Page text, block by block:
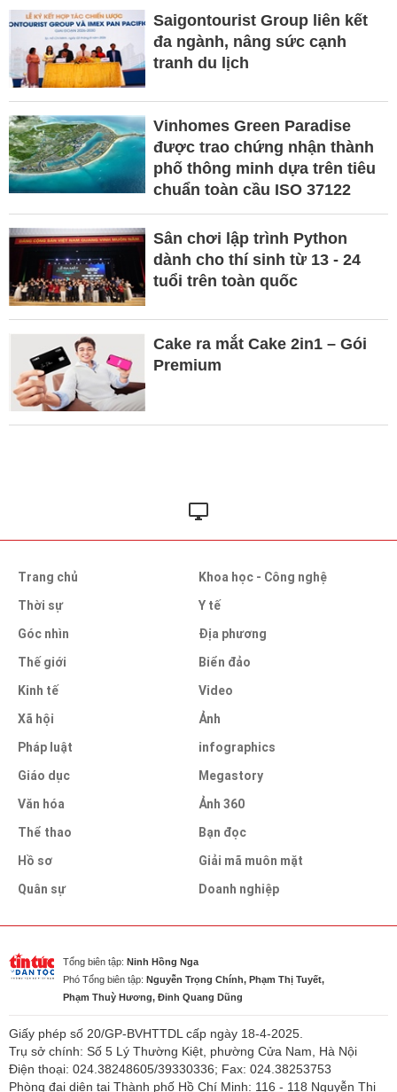
Saigontourist Group liên kết
đa ngành, nâng sức cạnh
tranh du lịch
Vinhomes Green Paradise
được trao chứng nhận thành
phố thông minh dựa trên tiêu
chuẩn toàn cầu ISO 37122
Sân chơi lập trình Python
dành cho thí sinh từ 13 - 24
tuổi trên toàn quốc
Cake ra mắt Cake 2in1 – Gói
Premium
Trang chủ
Thời sự
Góc nhìn
Thế giới
Kinh tế
Xã hội
Pháp luật
Giáo dục
Văn hóa
Thể thao
Hồ sơ
Quân sự
Khoa học - Công nghệ
Y tế
Địa phương
Biển đảo
Video
Ảnh
infographics
Megastory
Ảnh 360
Bạn đọc
Giải mã muôn mặt
Doanh nghiệp
Tổng biên tập: Ninh Hồng Nga
Phó Tổng biên tập: Nguyễn Trọng Chính, Phạm Thị Tuyết,
Phạm Thuỳ Hương, Đinh Quang Dũng
Giấy phép số 20/GP-BVHTTDL cấp ngày 18-4-2025.
Trụ sở chính: Số 5 Lý Thường Kiệt, phường Cửa Nam, Hà Nội
Điện thoại: 024.38248605/39330336; Fax: 024.38253753
Phòng đại diện tại Thành phố Hồ Chí Minh: 116 - 118 Nguyễn Thị